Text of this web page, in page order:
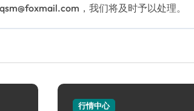
，我们将及时予以处理。
行情中心